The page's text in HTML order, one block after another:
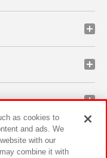
as cookies to
and ads. We
with our
combine it with